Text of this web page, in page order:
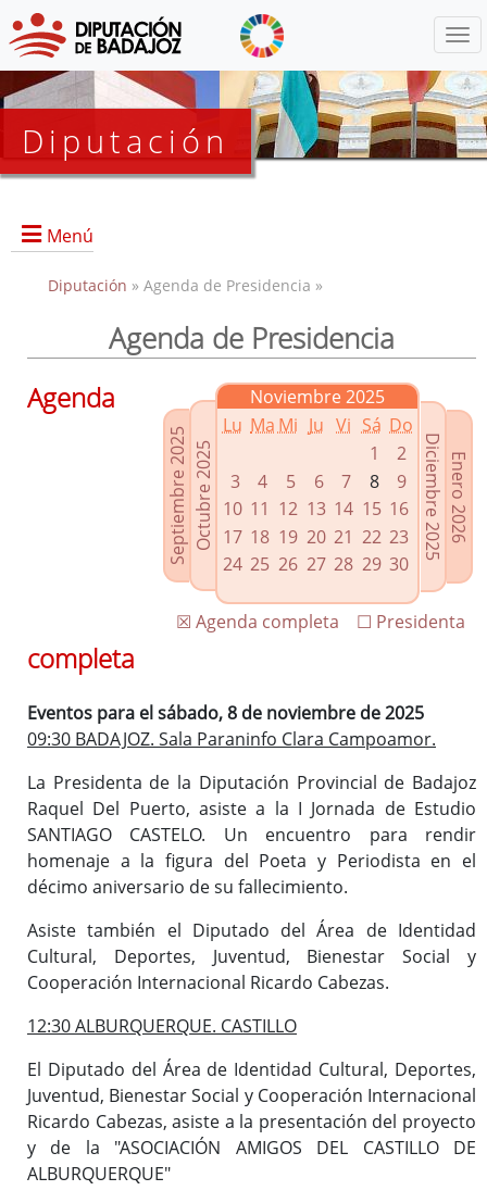
Diputación
Menú
Presidencia
Grupos Políticos
Enlaces relacionados
Agenda de Presidencia
Plenos provinciales y Juntas de gobierno
Oficina de Proyectos Europeos
Diputación » Agenda de Presidencia »
Agenda de Presidencia
Septiembre 2025Octubre 2025
Noviembre 2025
Lu Ma Mi Ju Vi Sá Do
1
2
3
4 5 6 7 8
9
10 11 12 13 14 15 16
17 18 19 20 21 22 23
24 25 26 27 28 29 30
Enero 2026
Diciembre 2025
☐ Presidenta
☒ Agenda completa
Agenda
completa
Eventos para el sábado, 8 de noviembre de 2025
09:30 BADAJOZ. Sala Paraninfo Clara Campoamor.
La Presidenta de la Diputación Provincial de Badajoz
Raquel Del Puerto, asiste a la I Jornada de Estudio
SANTIAGO CASTELO. Un encuentro para rendir
homenaje a la figura del Poeta y Periodista en el
décimo aniversario de su fallecimiento.
Asiste también el Diputado del Área de Identidad
Cultural, Deportes, Juventud, Bienestar Social y
Cooperación Internacional Ricardo Cabezas.
12:30 ALBURQUERQUE. CASTILLO
El Diputado del Área de Identidad Cultural, Deportes,
Juventud, Bienestar Social y Cooperación Internacional
Ricardo Cabezas, asiste a la presentación del proyecto
y de la "ASOCIACIÓN AMIGOS DEL CASTILLO DE
ALBURQUERQUE"